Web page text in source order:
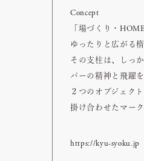
Concept
「場づくり・
ゆったりと広がる楕
その支柱は、しっ
パーの精神と飛躍を
２つのオブジェク
掛け合わせたマー
https://kyu-syoku.jp